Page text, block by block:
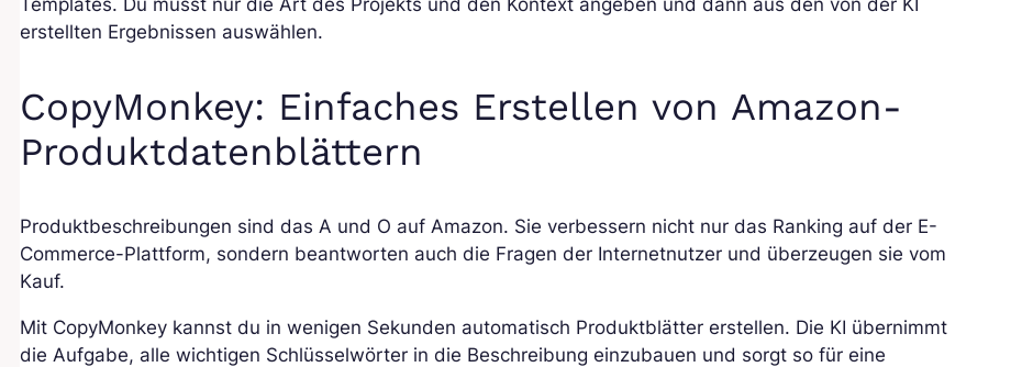
Templates. Du musst nur die Art des Projekts und den Kontext angeben und dann aus den von der KI
erstellten Ergebnissen auswählen.
CopyMonkey: Einfaches Erstellen von Amazon-
Produktdatenblättern
Produktbeschreibungen sind das A und O auf Amazon. Sie verbessern nicht nur das Ranking auf der E-
Commerce-Plattform, sondern beantworten auch die Fragen der Internetnutzer und überzeugen sie vom
Kauf.
Mit CopyMonkey kannst du in wenigen Sekunden automatisch Produktblätter erstellen. Die KI übernimmt
die Aufgabe, alle wichtigen Schlüsselwörter in die Beschreibung einzubauen und sorgt so für eine